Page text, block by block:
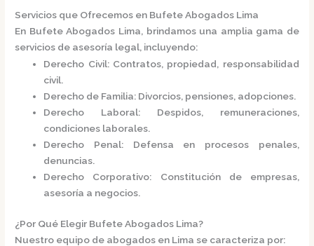
Servicios que Ofrecemos en Bufete Abogados Lima
En Bufete Abogados Lima, brindamos una amplia gama de
servicios de asesoría legal, incluyendo:​
Derecho Civil: Contratos, propiedad, responsabilidad
civil.
Derecho de Familia: Divorcios, pensiones, adopciones.
Derecho Laboral: Despidos, remuneraciones,
condiciones laborales.
Derecho Penal: Defensa en procesos penales,
denuncias.
Derecho Corporativo: Constitución de empresas,
asesoría a negocios.​
¿Por Qué Elegir Bufete Abogados Lima?
Nuestro equipo de abogados en Lima se caracteriza por:​